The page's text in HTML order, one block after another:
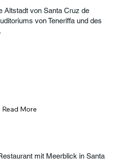
Altstadt von Santa Cruz de
von Teneriffa und des
Read More
mit Meerblick in Santa